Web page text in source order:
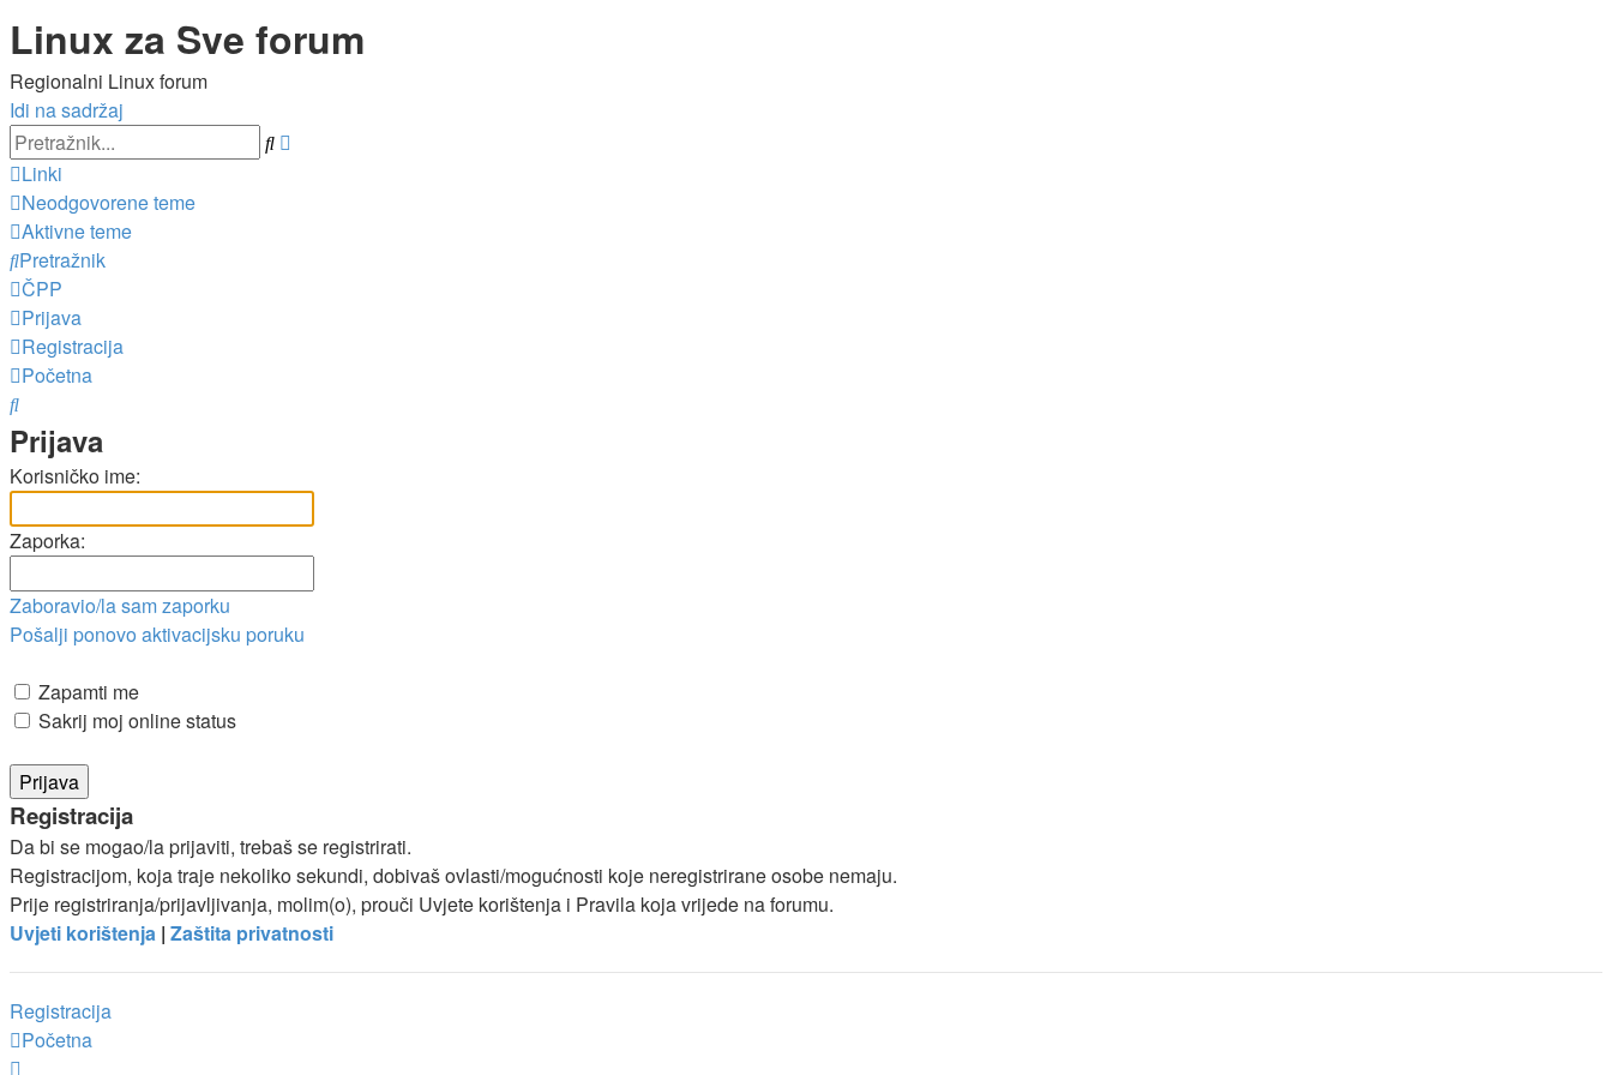
Linux za Sve forum
Regionalni Linux forum
Idi na sadržaj
Pretražnik
Linki
Neodgovorene teme
Aktivne teme
Pretražnik
ČPP
Prijava
Registracija
Početna
Pretražnik
Prijava
Korisničko ime:
Zaporka:
Zaboravio/la sam zaporku
Pošalji ponovo aktivacijsku poruku
Zapamti me
Sakrij moj online status
Registracija
Da bi se mogao/la prijaviti, trebaš se registrirati.
Registracijom, koja traje nekoliko sekundi, dobivaš ovlasti/mogućnosti koje neregistrirane osobe nemaju.
Prije registriranja/prijavljivanja, molim(o), prouči Uvjete korištenja i Pravila koja vrijede na forumu.
Uvjeti korištenja | Zaštita privatnosti
Registracija
Početna